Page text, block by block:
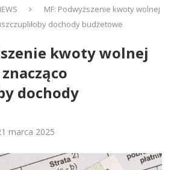
MF: Podwyższenie kwoty wolnej
dochody budżetowe
kwoty wolnej
dochody
marca 2025